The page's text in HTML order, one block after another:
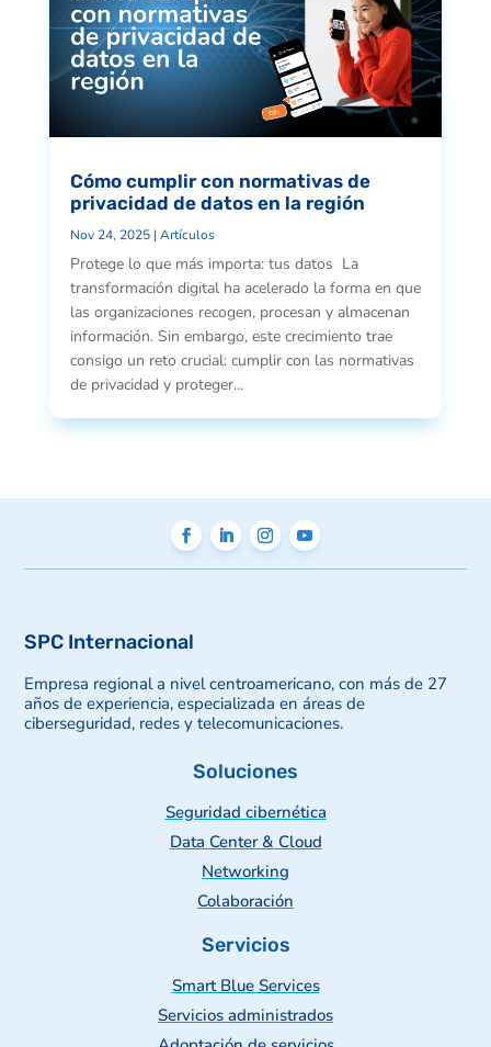
Cómo cumplir con normativas de
privacidad de datos en la región
Nov 24, 2025| Artículos
Protege lo que más importa: tus datos La
transformación digital ha acelerado la forma en que
las organizaciones recogen, procesan y almacenan
información. Sin embargo, este crecimiento trae
consigo un reto crucial: cumplir con las normativas
de privacidad y proteger...
SPC Internacional
Empresa regional a nivel centroamericano, con más de 27
años de experiencia, especializada en áreas de
ciberseguridad, redes y telecomunicaciones.
Soluciones
Seguridad cibernética
Data Center & Cloud
Networking
Colaboración
Servicios
Smart Blue Services
Servicios administrados